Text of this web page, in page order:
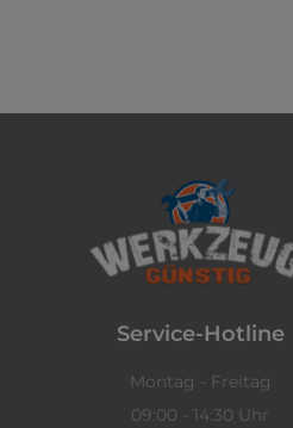
Service-Hotline
Montag - Freitag
09:00 - 14:30 Uhr